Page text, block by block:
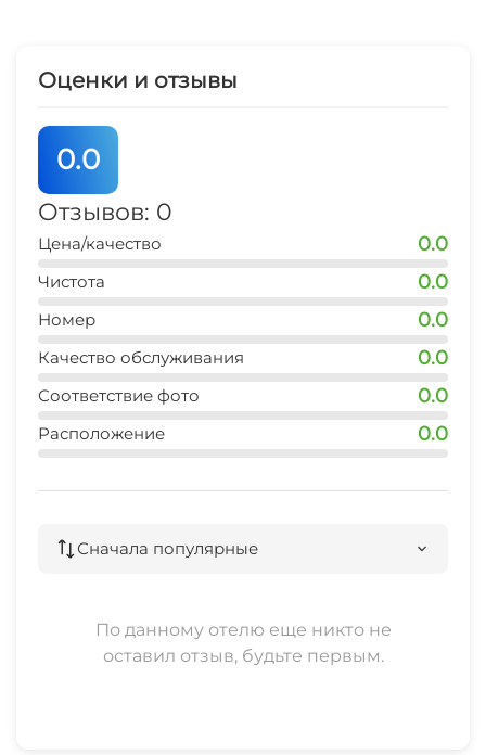
5 мин
магазин продукты
1 мин
5 мин
1 мин
аптека
Оценки и отзывы
0.0
Отзывов: 0
Цена/качество 0.0
Чистота 0.0
Номер 0.0
Качество обслуживания 0.0
Соответствие фото 0.0
Расположение 0.0
Сначала популярные
По данному отелю еще никто не
оставил отзыв, будьте первым.